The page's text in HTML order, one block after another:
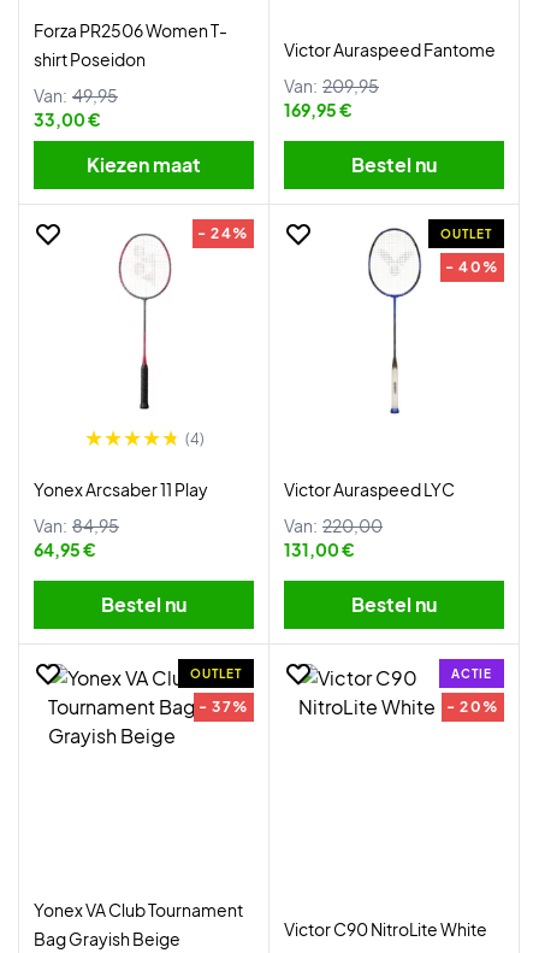
Forza PR2506 Women T-
shirt Poseidon
Van: 49,95
33,00 €
Kiezen maat
Victor Auraspeed Fantome
Van: 209,95
169,95 €
Bestel nu
- 24%
(4)
Yonex Arcsaber 11 Play
Van: 84,95
64,95 €
Bestel nu
OUTLET
- 40%
Victor Auraspeed LYC
Van: 220,00
131,00 €
Bestel nu
OUTLET
- 37%
Yonex VA Club Tournament
Bag Grayish Beige
ACTIE
- 20%
Victor C90 NitroLite White